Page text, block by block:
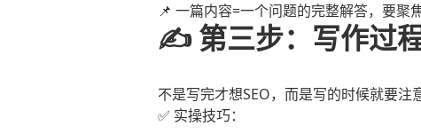
📌 一篇内容=一个问题的完整解答，要聚
✍️ 第三步：写作过
不是写完才想SEO，而是写的时候就要注
✅ 实操技巧：